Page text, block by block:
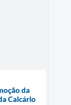
da
Calcário